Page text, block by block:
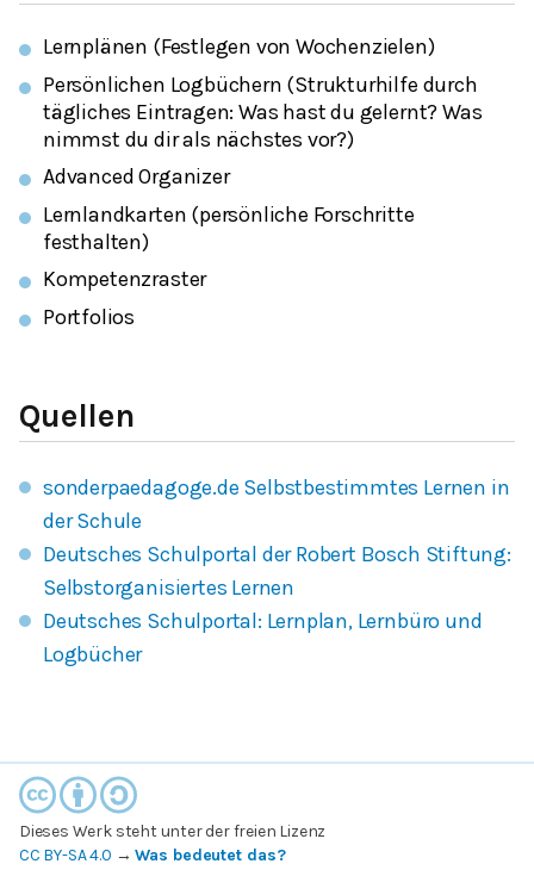
Lernplänen (Festlegen von Wochenzielen)
Persönlichen Log­büchern (Strukturhilfe durch
tägliches Eintragen: Was hast du gelernt? Was
nimmst du dir als nächstes vor?)
Advanced Organizer
Lern­land­karten (persönliche Forschritte
festhalten)
Kompetenz­raster
Port­folios
Quellen
sonderpaedagoge.de Selbstbestimmtes Lernen in
der Schule
Deutsches Schulportal der Robert Bosch Stiftung:
Selbstorganisiertes Lernen
Deutsches Schulportal: Lernplan, Lernbüro und
Logbücher
Dieses Werk steht unter der freien Lizenz
CC BY-SA 4.0 →Was bedeutet das?